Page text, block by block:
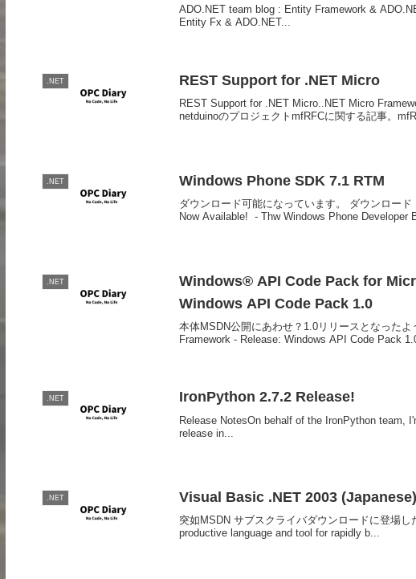
ADO.NET team blog : Entity Framework &
Entity Fx & ADO.NET...
.NET REST Support for .NET Micro
REST Support for .NET Micro..NET Micro
netduinoのプロジェクトmfRFCに関する記事。
.NET Windows Phone SDK 7.1 RTM
ダウンロード可能になっています。 ダウンロー
Now Available! - Thw Windows Phone Developer
.NET
Windows® API Code Pack for
Windows API Code Pack 1.0
本体MSDN公開にあわせ？1.0リリースとなった
Framework - Release: Windows API Code Pack
.NET IronPython 2.7.2 Release!
Release NotesOn behalf of the IronPython team,
release in...
.NET Visual Basic .NET 2003 (Japanese)
突如MSDN サブスクライバダウンロードに登場
productive language and tool for rapidly b...